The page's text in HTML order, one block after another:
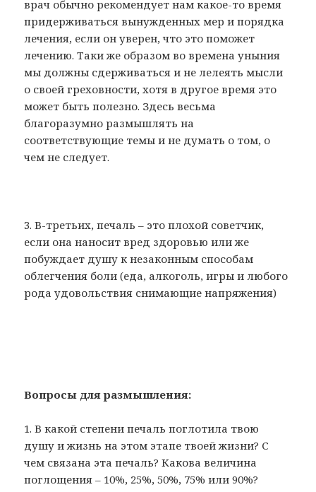
врач обычно рекомендует нам какое-то время
придерживаться вынужденных мер и порядка
лечения, если он уверен, что это поможет
лечению. Таки же образом во времена уныния
мы должны сдерживаться и не лелеять мысли
о своей греховности, хотя в другое время это
может быть полезно. Здесь весьма
благоразумно размышлять на
соответствующие темы и не думать о том, о
чем не следует.
3. В-третьих, печаль – это плохой советчик,
если она наносит вред здоровью или же
побуждает душу к незаконным способам
облегчения боли (еда, алкоголь, игры и любого
рода удовольствия снимающие напряжения)
Вопросы для размышления:
1. В какой степени печаль поглотила твою
душу и жизнь на этом этапе твоей жизни? С
чем связана эта печаль? Какова величина
поглощения – 10%, 25%, 50%, 75% или 90%?